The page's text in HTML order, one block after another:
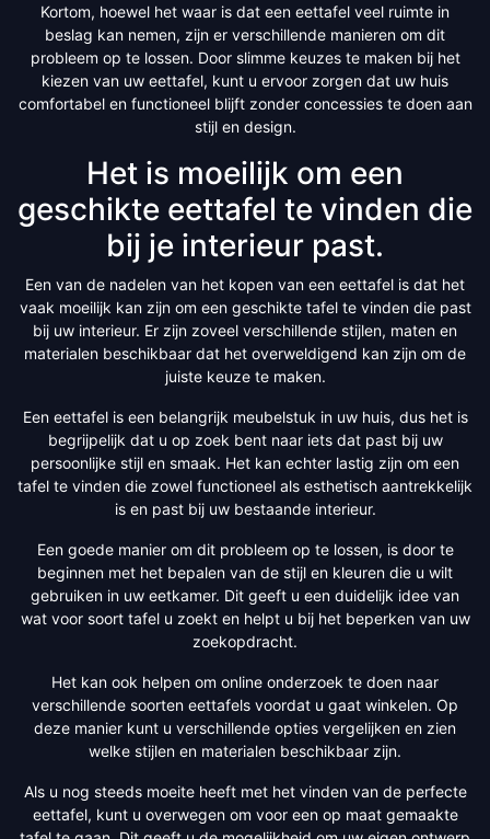
Kortom, hoewel het waar is dat een eettafel veel ruimte in
beslag kan nemen, zijn er verschillende manieren om dit
probleem op te lossen. Door slimme keuzes te maken bij het
kiezen van uw eettafel, kunt u ervoor zorgen dat uw huis
comfortabel en functioneel blijft zonder concessies te doen aan
stijl en design.
Het is moeilijk om een
geschikte eettafel te vinden die
bij je interieur past.
Een van de nadelen van het kopen van een eettafel is dat het
vaak moeilijk kan zijn om een geschikte tafel te vinden die past
bij uw interieur. Er zijn zoveel verschillende stijlen, maten en
materialen beschikbaar dat het overweldigend kan zijn om de
juiste keuze te maken.
Een eettafel is een belangrijk meubelstuk in uw huis, dus het is
begrijpelijk dat u op zoek bent naar iets dat past bij uw
persoonlijke stijl en smaak. Het kan echter lastig zijn om een
tafel te vinden die zowel functioneel als esthetisch aantrekkelijk
is en past bij uw bestaande interieur.
Een goede manier om dit probleem op te lossen, is door te
beginnen met het bepalen van de stijl en kleuren die u wilt
gebruiken in uw eetkamer. Dit geeft u een duidelijk idee van
wat voor soort tafel u zoekt en helpt u bij het beperken van uw
zoekopdracht.
Het kan ook helpen om online onderzoek te doen naar
verschillende soorten eettafels voordat u gaat winkelen. Op
deze manier kunt u verschillende opties vergelijken en zien
welke stijlen en materialen beschikbaar zijn.
Als u nog steeds moeite heeft met het vinden van de perfecte
eettafel, kunt u overwegen om voor een op maat gemaakte